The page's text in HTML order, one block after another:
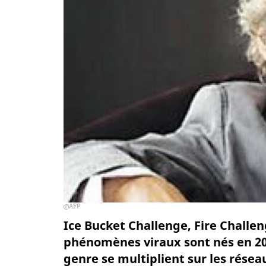
AFP
Ice Bucket Challenge, Fire
phénomènes viraux sont nés en
genre se multiplient sur les